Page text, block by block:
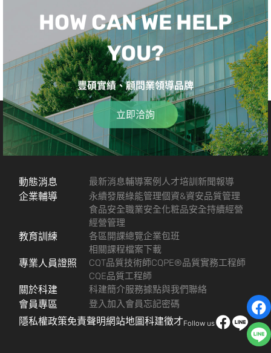
HOW CAN WE HELP
YOU?
豐碩實績、顧問業領導品牌
立即洽詢
動態消息 最新消息輔導案例 人才培訓新聞報導
企業輔導 永續發展綠能管理個資&資安品質管理
食品安全職業安全化粧品安全持續經營
經營管理
教育訓練 各區開課總覽企業包班
相關課程檔案下載
專業人員證照 CQT品質技術師CQPE®品質實務工程師
CQE品質工程師
關於科建 科建簡介服務據點與我們聯絡
會員專區 登入加入會員忘記密碼
隱私權政策免責聲明網站地圖科建徵才Follow us